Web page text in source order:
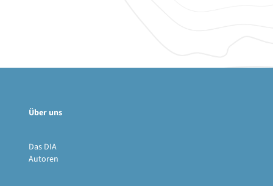
Über uns
Das DIA
Autoren